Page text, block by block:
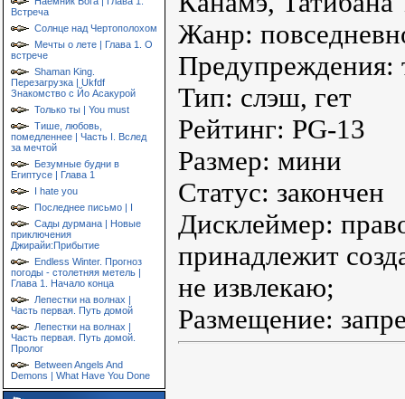
Встреча
Солнце над Чертополохом
Мечты о лете | Глава 1. О
встрече
Shaman King.
Перезагрузка | Ukfdf
Знакомство с Йо Асакурой
Только ты | You must
Тише, любовь,
помедленнее | Часть I. Вслед
за мечтой
Безумные будни в
Египтусе | Глава 1
I hate you
Последнее письмо | I
Сады дурмана | Новые
приключения
Джирайи:Прибытие
Endless Winter. Прогноз
погоды - столетняя метель |
Глава 1. Начало конца
Лепестки на волнах |
Часть первая. Путь домой
Лепестки на волнах |
Часть первая. Путь домой.
Пролог
Between Angels And
Demons | What Have You Done
Жанр:
Предупреждения:
Тип: слэш, гет
Рейтинг: PG-13
Размер: мини
Статус: закончен
Дисклеймер:
принадлежит
не извлекаю;
Размещение: